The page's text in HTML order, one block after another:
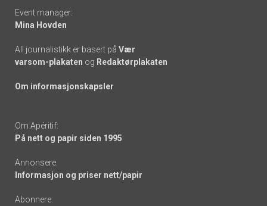
Event manager:
Mina Hovden
All journalistikk er basert på Vær
varsom-plakaten og Redaktørplakaten
Om informasjonskapsler
Om Apéritif:
På nett og papir siden 1995
Annonsere:
Informasjon og priser nett/papir
Abonnere: